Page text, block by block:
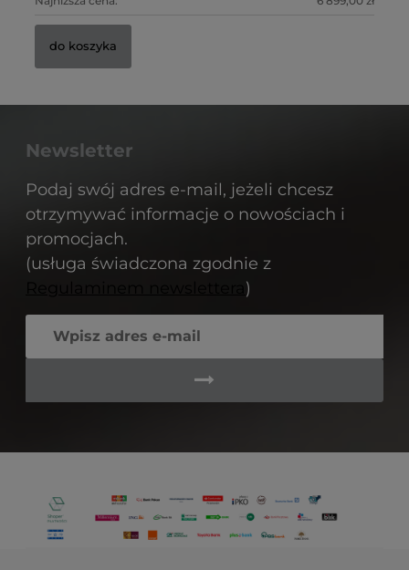
do koszyka
Newsletter
Podaj swój adres e-mail, jeżeli chcesz
otrzymywać informacje o nowościach i
promocjach.
(usługa świadczona zgodnie z
)